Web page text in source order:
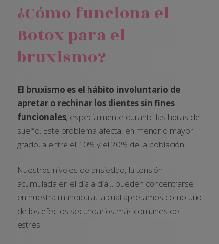
¿Cómo funciona el
Botox para el
bruxismo?
El bruxismo es el hábito involuntario de
apretar o rechinar los dientes sin fines
funcionales, especialmente durante las horas de
sueño. Este problema afecta, en menor o mayor
grado, a entre el 10% y el 20% de la población.
Nuestros niveles de ansiedad, la tensión
acumulada en el día a día… pueden concentrarse
en nuestra mandíbula, la cual apretamos como uno
de los efectos secundarios más comunes del
estrés.